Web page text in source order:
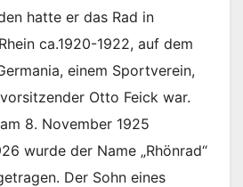
hatte er das Rad in
ca.1920-1922, auf dem
einem Sportverein,
Otto Feick war.
8. November 1925
wurde der Name „Rhönrad“
Der Sohn eines